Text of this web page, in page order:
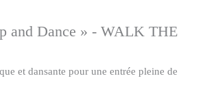
and Dance » - WALK THE
et dansante pour une entrée pleine de